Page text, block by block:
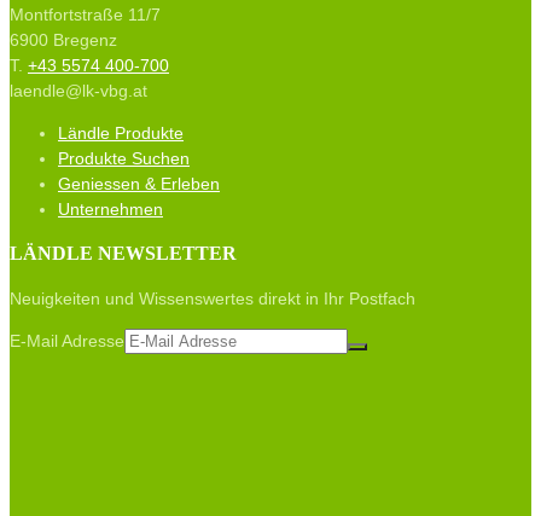
Montfortstraße 11/7
6900 Bregenz
T. +43 5574 400-700
laendle@lk-vbg.at
Ländle Produkte
Produkte Suchen
Geniessen & Erleben
Unternehmen
LÄNDLE NEWSLETTER
Neuigkeiten und Wissenswertes direkt in Ihr Postfach
E-Mail Adresse